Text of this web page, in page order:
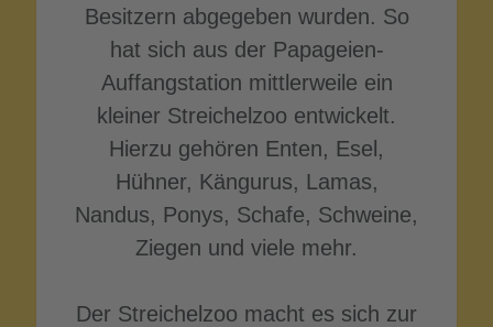
Besitzern abgegeben wurden. So
hat sich aus der Papageien-
Auffangstation mittlerweile ein
kleiner Streichelzoo entwickelt.
Hierzu gehören Enten, Esel,
Hühner, Kängurus, Lamas,
Nandus, Ponys, Schafe, Schweine,
Ziegen und viele mehr.
Der Streichelzoo macht es sich zur